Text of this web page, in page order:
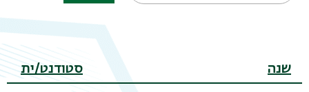
שנה סטודנט/ית